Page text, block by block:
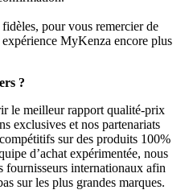
pour vous remercier de
MyKenza encore plus
?
le meilleur rapport qualité-prix
exclusives et nos partenariats
sur des produits 100%
d’achat expérimentée, nous
fournisseurs internationaux afin
sur les plus grandes marques.